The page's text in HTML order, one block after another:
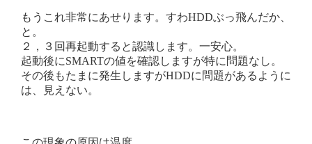
もうこれ非常にあせります。すわHDDぶっ飛んだか、
と。
２，３回再起動すると認識します。一安心。
起動後にSMARTの値を確認しますが特に問題なし。
その後もたまに発生しますがHDDに問題があるように
は、見えない。